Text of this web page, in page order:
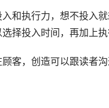
执行力，想不投入就
择投入时间，再加上
，创造可以跟读者沟